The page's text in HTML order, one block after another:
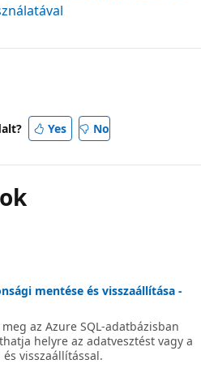
Yes No
mentése és visszaállítása -
az Azure SQL-adatbázisban
helyre az adatvesztést vagy a
visszaállítással.